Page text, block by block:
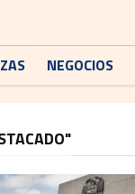
NEGOCIOS